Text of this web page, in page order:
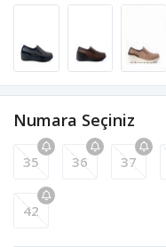
Numara Seçiniz
35 36 37
42